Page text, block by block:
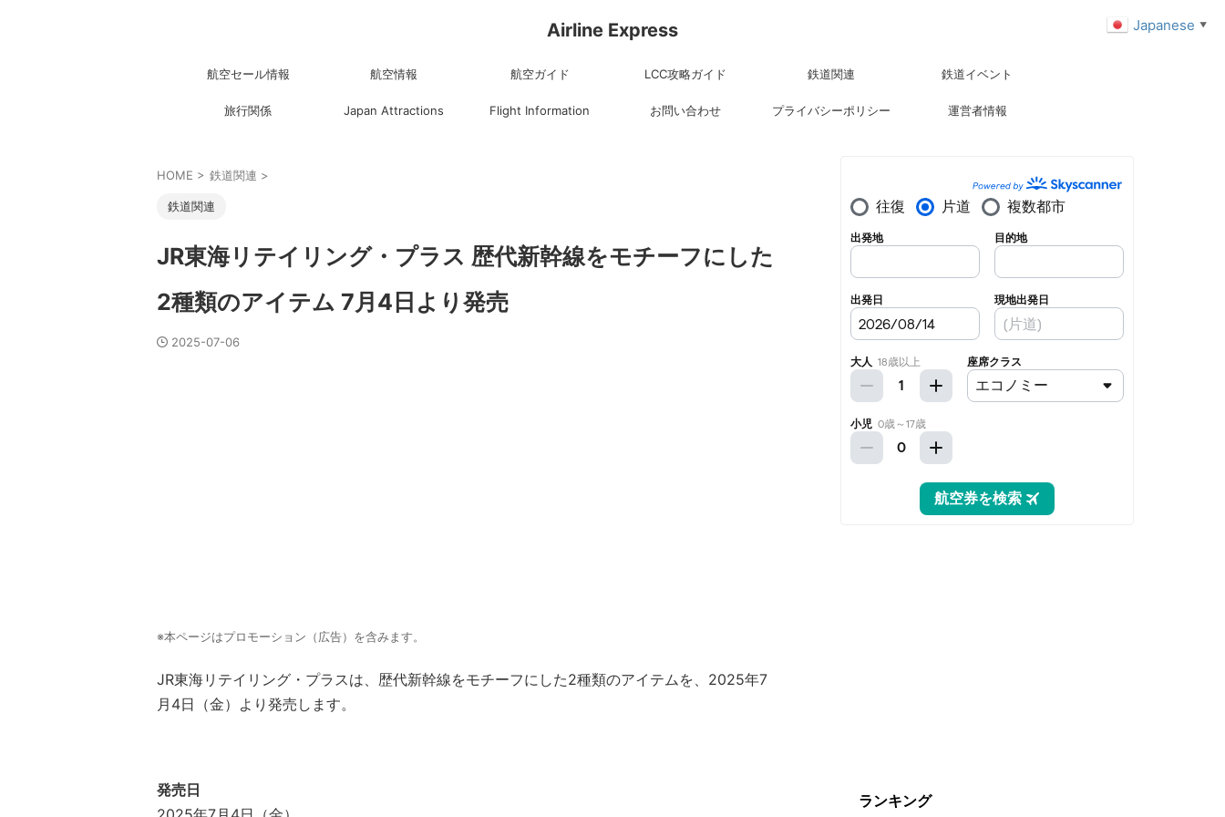
Airline Express
航空セール情報 航空情報 航空ガイド LCC攻略ガイド 鉄道関連 鉄道イベント
旅行関係 Japan Attractions Flight Information お問い合わせ プライバシーポリシー 運営者情報
HOME > 鉄道関連 >
鉄道関連
JR東海リテイリング・プラス 歴代新幹線をモチーフにした
2種類のアイテム 7月4日より発売
2025-07-06
※本ページはプロモーション（広告）を含みます。
JR東海リテイリング・プラスは、歴代新幹線をモチーフにした2種類のアイテムを、2025年7
月4日（金）より発売します。
発売日
ランキング
Japanese ▼